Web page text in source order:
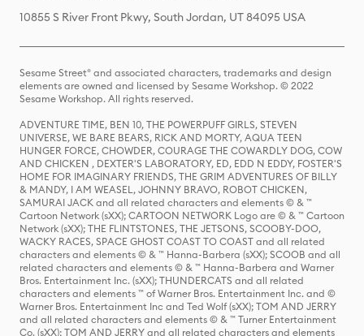
10855 S River Front Pkwy, South Jordan, UT 84095 USA
Sesame Street® and associated characters, trademarks and design
elements are owned and licensed by Sesame Workshop. © 2022
Sesame Workshop. All rights reserved.
ADVENTURE TIME, BEN 10, THE POWERPUFF GIRLS, STEVEN
UNIVERSE, WE BARE BEARS, RICK AND MORTY, AQUA TEEN
HUNGER FORCE, CHOWDER, COURAGE THE COWARDLY DOG, COW
AND CHICKEN , DEXTER'S LABORATORY, ED, EDD N EDDY, FOSTER'S
HOME FOR IMAGINARY FRIENDS, THE GRIM ADVENTURES OF BILLY
& MANDY, I AM WEASEL, JOHNNY BRAVO, ROBOT CHICKEN,
SAMURAI JACK and all related characters and elements © & ™
Cartoon Network (sXX); CARTOON NETWORK Logo are © & ™ Cartoon
Network (sXX); THE FLINTSTONES, THE JETSONS, SCOOBY-DOO,
WACKY RACES, SPACE GHOST COAST TO COAST and all related
characters and elements © & ™ Hanna-Barbera (sXX); SCOOB and all
related characters and elements © & ™ Hanna-Barbera and Warner
Bros. Entertainment Inc. (sXX); THUNDERCATS and all related
characters and elements ™ of Warner Bros. Entertainment Inc. and ©
Warner Bros. Entertainment Inc and Ted Wolf (sXX); TOM AND JERRY
and all related characters and elements © & ™ Turner Entertainment
Co. (sXX); TOM AND JERRY and all related characters and elements